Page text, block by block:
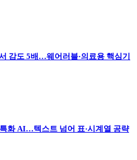
감도 5배…웨어러블·의료용 핵심기
화 AI…텍스트 넘어 표·시계열 공략